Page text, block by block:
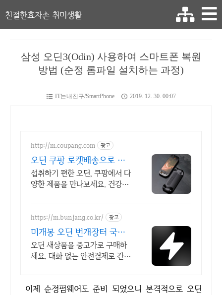
친절한효자손 취미생활
삼성 오딘3(Odin) 사용하여 스마트폰 복원
방법 (순정 롬파일 설치하는 과정)
IT는내친구/SmartPhone 2019. 12. 30. 00:07
http://m.coupang.com 광고
오딘 쿠팡 로켓배송으로 빠
르게 받아봐요
섭취하기 편한 오딘, 쿠팡에서 다
양한 제품을 만나보세요. 건강식
https://m.bunjang.co.kr/ 광고
미개봉 오딘 번개장터 국내
최대 브랜드 중고거래
오딘 새상품을 중고가로 구매하
세요. 대화 없는 안전결제로 간편
상의 신규 상품 업로드
이제 순정펌웨어도 준비 되었으니 본격적으로 오딘